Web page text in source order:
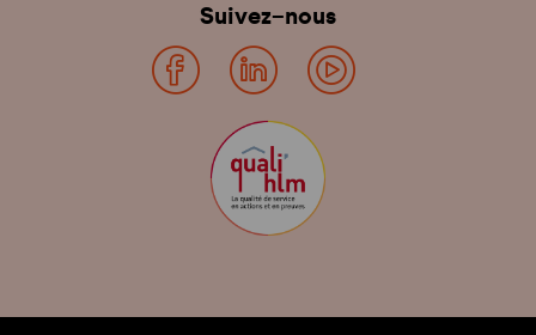
Suivez-nous